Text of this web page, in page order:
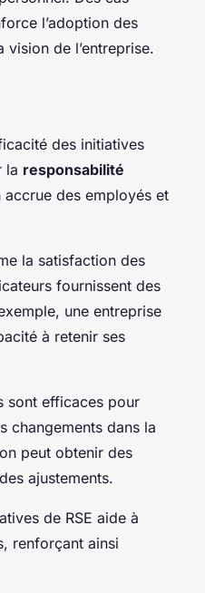
l’adoption des
vision de l’entreprise.
des initiatives
la responsabilité
des employés et
la satisfaction des
fournissent des
une entreprise
à retenir ses
sont efficaces pour
changements dans la
peut obtenir des
ajustements.
de RSE aide à
renforçant ainsi